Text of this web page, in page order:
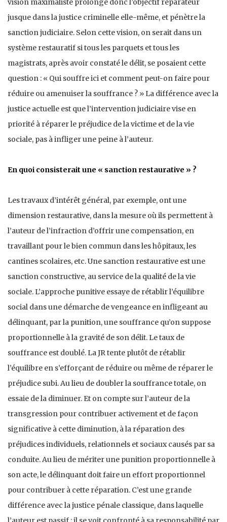
jusque dans la justice criminelle elle-même, et pénètre la
sanction judiciaire. Selon cette vision, on serait dans un
système restauratif si tous les parquets et tous les
magistrats, après avoir constaté le délit, se posaient cette
question : « Qui souffre ici et comment peut-on faire pour
réduire ou amenuiser la souffrance ? » La différence avec la
justice actuelle est que l’intervention judiciaire vise en
priorité à réparer le préjudice de la victime et de la vie
sociale, pas à infliger une peine à l’auteur.
En quoi consisterait une « sanction restaurative » ?
Les travaux d’intérêt général, par exemple, ont une
dimension restaurative, dans la mesure où ils permettent à
l’auteur de l’infraction d’offrir une compensation, en
travaillant pour le bien commun dans les hôpitaux, les
cantines scolaires, etc. Une sanction restaurative est une
sanction constructive, au service de la qualité de la vie
sociale. L’approche punitive essaye de rétablir l’équilibre
social dans une démarche de vengeance en infligeant au
délinquant, par la punition, une souffrance qu’on suppose
proportionnelle à la gravité de son délit. Le taux de
souffrance est doublé. La JR tente plutôt de rétablir
l’équilibre en s’efforçant de réduire ou même de réparer le
préjudice subi. Au lieu de doubler la souffrance totale, on
essaie de la diminuer. Et on compte sur l’auteur de la
transgression pour contribuer activement et de façon
significative à cette diminution, à la réparation des
préjudices individuels, relationnels et sociaux causés par sa
conduite. Au lieu de mériter une punition proportionnelle à
son acte, le délinquant doit faire un effort proportionnel
pour contribuer à cette réparation. C’est une grande
différence avec la justice pénale classique, dans laquelle